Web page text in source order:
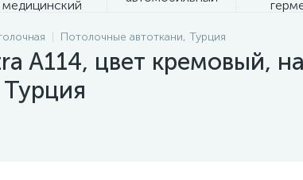
медицинский
Потолочные автоткани, Турция
A114, цвет кремовый,